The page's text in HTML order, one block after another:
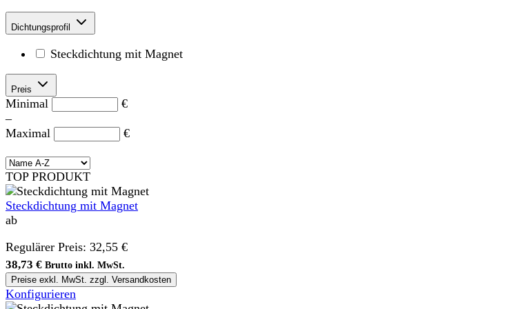
Dichtungsprofil
Steckdichtung mit Magnet
Preis
Minimal
€
–
Maximal
€
TOP PRODUKT
Steckdichtung mit Magnet
ab
Regulärer Preis: 32,55 €
38,73 € Brutto inkl. MwSt.
Preise exkl. MwSt. zzgl. Versandkosten
Konfigurieren